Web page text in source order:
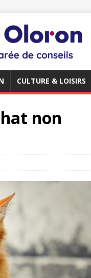
CULTURE & LOISIRS
non